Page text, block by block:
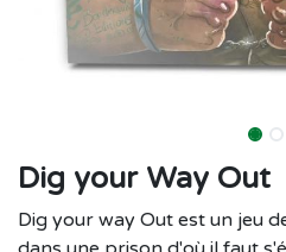
Dig your Way Out
Dig your way Out est un jeu